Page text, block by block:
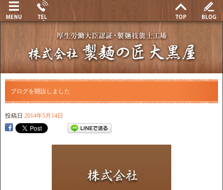
ブログを開設しました
投稿日 2014年5月14日